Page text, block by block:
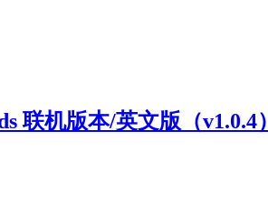
联机版本/英文版（v1.0.4）